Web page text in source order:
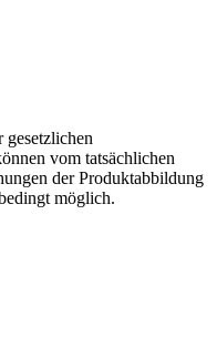
gesetzlichen
vom tatsächlichen
der Produktabbildung
möglich.